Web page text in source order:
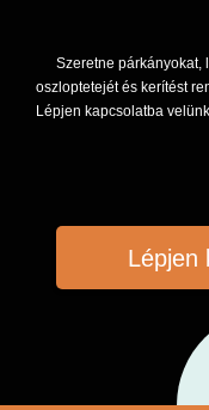
Szeretne párkányokat,
oszloptetejét és kerítést
Lépjen kapcsolatba
Lépjen